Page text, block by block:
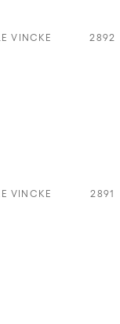
VINCKE 2892
VINCKE 2891